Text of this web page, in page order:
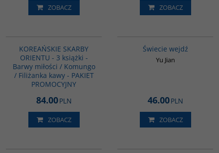
ZOBACZ ZOBACZ
KOREAŃSKIE SKARBY
ORIENTU - 3 książki -
Barwy miłości / Komungo
/ Filiżanka kawy - PAKIET
PROMOCYJNY
84.00PLN
ZOBACZ
Świecie wejdź
Yu Jian
46.00PLN
ZOBACZ